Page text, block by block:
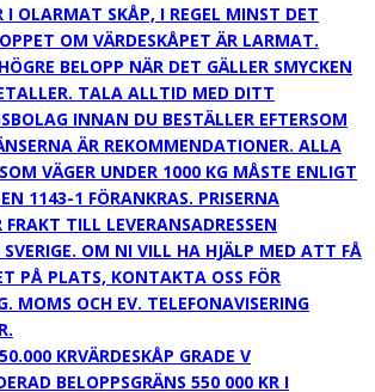
I OLARMAT SKÅP, I REGEL MINST DET
OM VÄRDESKÅPET ÄR LARMAT.
BELOPP NÄR DET GÄLLER SMYCKEN
TALA ALLTID MED DITT
INNAN DU BESTÄLLER EFTERSOM
ÄR REKOMMENDATIONER. ALLA
VÄGER UNDER 1000 KG MÅSTE ENLIGT
1143-1 FÖRANKRAS. PRISERNA
FRAKT TILL LEVERANSADRESSEN
OM NI VILL HA HJÄLP MED ATT FÅ
PÅ PLATS, KONTAKTA OSS FÖR
MOMS OCH EV. TELEFONAVISERING
KRVÄRDESKÅP GRADE V
BELOPPSGRÄNS 550 000 KR I